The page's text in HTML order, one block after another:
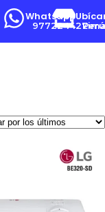
Whatsapp
977224427Lima-Perú